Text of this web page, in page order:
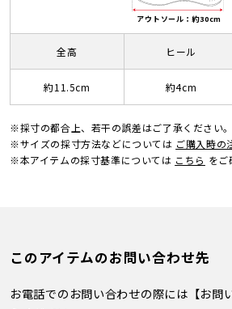
アウトソール：約30cm
全高
約11.5cm
ヒール
約4cm
※採寸の都合上、若干の誤差はご了承ください。
※サイズの採寸方法などについては ご購入時の
※本アイテムの採寸基準については こちら をご
このアイテムのお問い合わせ先
お電話でのお問い合わせの際には【お問